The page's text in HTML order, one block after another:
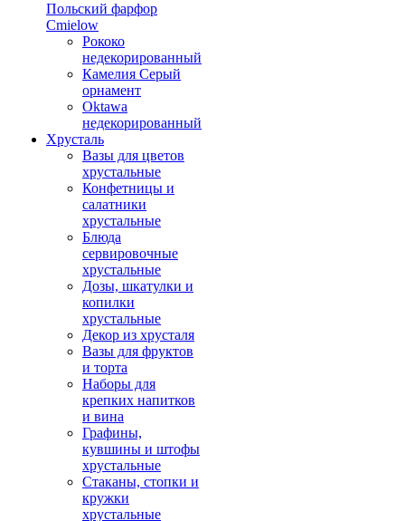
Польский фарфор
Сmielow
Рококо
недекорированный
Камелия Серый
орнамент
Oktawa
недекорированный
Хрусталь
Вазы для цветов
хрустальные
Конфетницы и
салатники
хрустальные
Блюда
сервировочные
хрустальные
Дозы, шкатулки и
копилки
хрустальные
Декор из хрусталя
Вазы для фруктов
и торта
Наборы для
крепких напитков
и вина
Графины,
кувшины и штофы
хрустальные
Стаканы, стопки и
кружки
хрустальные